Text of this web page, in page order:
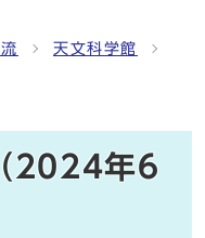
天文科学館
2024年6